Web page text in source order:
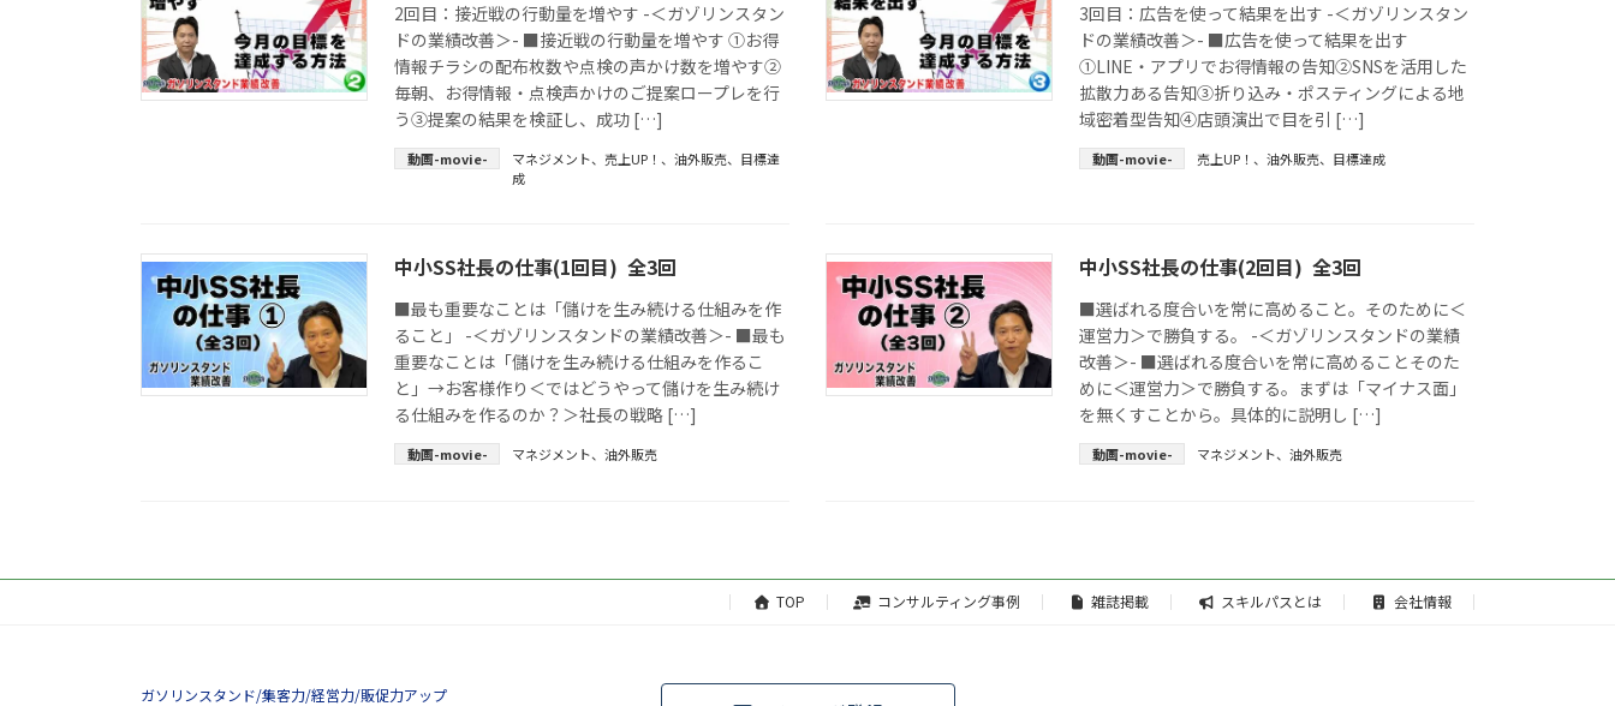
2回目：接近戦の行動量を増やす -＜ガゾリンスタン
ドの業績改善＞- ■接近戦の行動量を増やす ①お得
情報チラシの配布枚数や点検の声かけ数を増やす②
毎朝、お得情報・点検声かけのご提案ロープレを行
う③提案の結果を検証し、成功 […]
動画-movie- マネジメント、 売上UP！、油外販売、 目標達
成
3回目：広告を使って結果を出す -＜ガゾリンスタン
ドの業績改善＞- ■広告を使って結果を出す
①LINE・アプリでお得情報の告知②SNSを活用した
拡散力ある告知③折り込み・ポスティングによる地
域密着型告知④店頭演出で目を引 […]
動画-movie- 売上UP！、油外販売、 目標達成
中小SS社長の仕事(1回目) 全3回
■最も重要なことは「儲けを生み続ける仕組みを作
ること」 -＜ガゾリンスタンドの業績改善＞- ■最も
重要なことは「儲けを生み続ける仕組みを作るこ
と」→お客様作り＜ではどうやって儲けを生み続け
る仕組みを作るのか？＞社長の戦略 […]
動画-movie- マネジメント、油外販売
中小SS社長の仕事(2回目) 全3回
■選ばれる度合いを常に高めること。そのために＜
運営力＞で勝負する。 -＜ガゾリンスタンドの業績
改善＞- ■選ばれる度合いを常に高めることそのた
めに＜運営力＞で勝負する。まずは「マイナス面」
を無くすことから。具体的に説明し […]
動画-movie- マネジメント、油外販売
TOP コンサルティング事例 雑誌掲載 スキルパスとは 会社情報
ガソリンスタンド/集客力/経営力/販促力アップ